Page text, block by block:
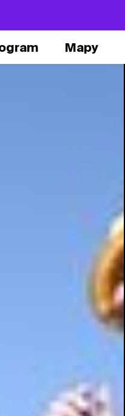
Mapy